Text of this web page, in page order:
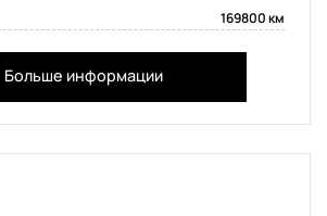
169800 км
Больше информации